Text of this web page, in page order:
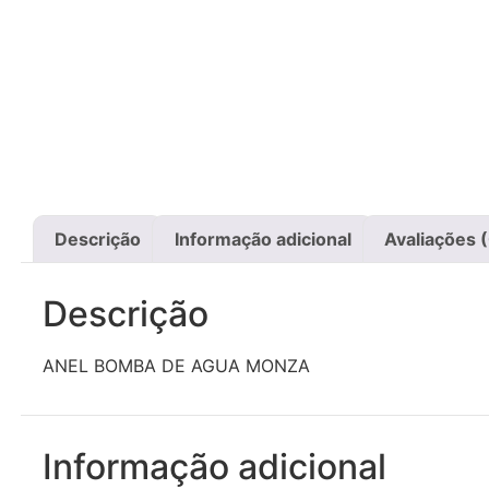
Descrição Informação adicional Avaliações
Descrição
ANEL BOMBA DE AGUA MONZA
Informação adicional